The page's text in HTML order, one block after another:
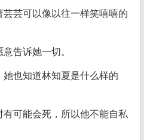
芸可以像以往一样笑嘻嘻的
告诉她一切。
也知道林知夏是什么样的
可能会死，所以他不能自私